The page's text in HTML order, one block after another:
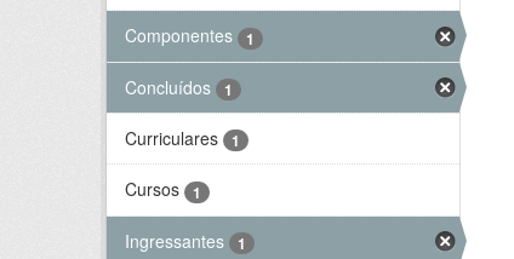
Componentes 1
Concluídos 1
Curriculares 1
Cursos 1
Ingressantes 1